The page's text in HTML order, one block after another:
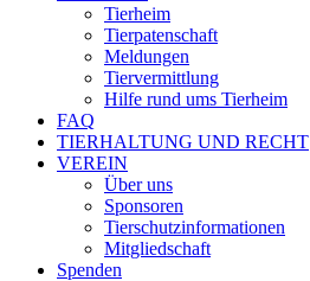
Tierheim
Tierpatenschaft
Meldungen
Tiervermittlung
Hilfe rund ums Tierheim
FAQ
TIERHALTUNG UND RECHT
VEREIN
Über uns
Sponsoren
Tierschutzinformationen
Mitgliedschaft
Spenden